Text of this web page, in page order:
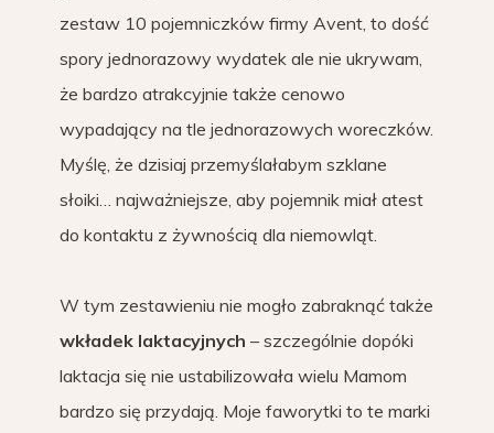
zestaw 10 pojemniczków firmy Avent, to dość
spory jednorazowy wydatek ale nie ukrywam,
że bardzo atrakcyjnie także cenowo
wypadający na tle jednorazowych woreczków.
Myślę, że dzisiaj przemyślałabym szklane
słoiki… najważniejsze, aby pojemnik miał atest
do kontaktu z żywnością dla niemowląt.
W tym zestawieniu nie mogło zabraknąć także
wkładek laktacyjnych – szczególnie dopóki
laktacja się nie ustabilizowała wielu Mamom
bardzo się przydają. Moje faworytki to te marki